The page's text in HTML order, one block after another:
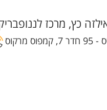
כץ, מרכז